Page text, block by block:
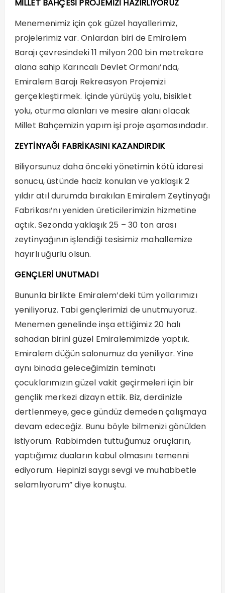
MİLLET BAHÇESİ PROJEMİZİ HAZIRLIYORUZ
Menemenimiz için çok güzel hayallerimiz,
projelerimiz var. Onlardan biri de Emiralem
Barajı çevresindeki 11 milyon 200 bin metrekare
alana sahip Karıncalı Devlet Ormanı’nda,
Emiralem Barajı Rekreasyon Projemizi
gerçekleştirmek. İçinde yürüyüş yolu, bisiklet
yolu, oturma alanları ve mesire alanı olacak
Millet Bahçemizin yapım işi proje aşamasındadır.
ZEYTİNYAĞI FABRİKASINI KAZANDIRDIK
Biliyorsunuz daha önceki yönetimin kötü idaresi
sonucu, üstünde haciz konulan ve yaklaşık 2
yıldır atıl durumda bırakılan Emiralem Zeytinyağı
Fabrikası’nı yeniden üreticilerimizin hizmetine
açtık. Sezonda yaklaşık 25 – 30 ton arası
zeytinyağının işlendiği tesisimiz mahallemize
hayırlı uğurlu olsun.
GENÇLERİ UNUTMADI
Bununla birlikte Emiralem’deki tüm yollarımızı
yeniliyoruz. Tabi gençlerimizi de unutmuyoruz.
Menemen genelinde inşa ettiğimiz 20 halı
sahadan birini güzel Emiralemimizde yaptık.
Emiralem düğün salonumuz da yeniliyor. Yine
aynı binada geleceğimizin teminatı
çocuklarımızın güzel vakit geçirmeleri için bir
gençlik merkezi dizayn ettik. Biz, derdinizle
dertlenmeye, gece gündüz demeden çalışmaya
devam edeceğiz. Bunu böyle bilmenizi gönülden
istiyorum. Rabbimden tuttuğumuz oruçların,
yaptığımız duaların kabul olmasını temenni
ediyorum. Hepinizi saygı sevgi ve muhabbetle
selamlıyorum” diye konuştu.